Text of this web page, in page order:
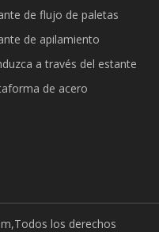
de flujo de paletas
de apilamiento
a través del estante
de acero
los derechos